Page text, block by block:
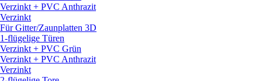
Verzinkt + PVC Anthrazit
Verzinkt
Für Gitter/Zaunplatten 3D
1-flügelige Türen
Verzinkt + PVC Grün
Verzinkt + PVC Anthrazit
Verzinkt